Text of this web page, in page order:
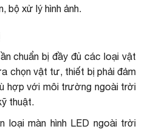
bộ xử lý hình ảnh.
chuẩn bị đầy đủ các loại vật
chọn vật tư, thiết bị phải đảm
hợp với môi trường ngoài trời
thuật.
loại màn hình LED ngoài trời